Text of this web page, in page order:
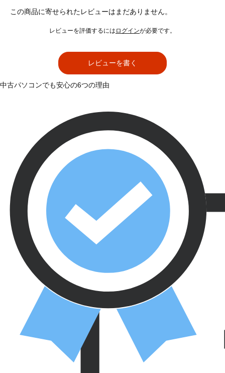
この商品に寄せられたレビューはまだありません。
レビューを評価するには ログインが必要です。
レビューを書く
中古パソコンでも安心の6つの理由